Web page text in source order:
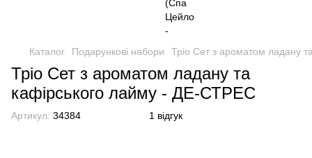
Каталог Подарункові набори Тріо Сет з ароматом ладану
Тріо Сет з ароматом ладану та
кафірського лайму - ДЕ-СТРЕС
Артикул: 34384 1 відгук